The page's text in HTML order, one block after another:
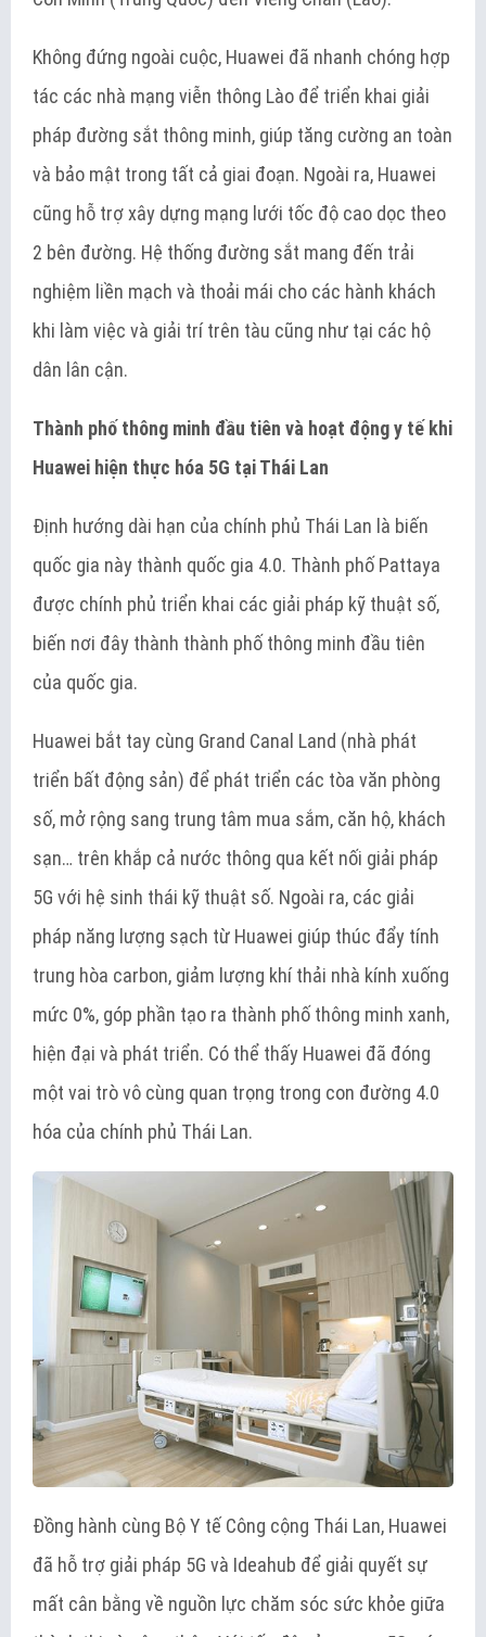
Không đứng ngoài cuộc, Huawei đã nhanh chóng hợp
tác các nhà mạng viễn thông Lào để triển khai giải
pháp đường sắt thông minh, giúp tăng cường an toàn
và bảo mật trong tất cả giai đoạn. Ngoài ra, Huawei
cũng hỗ trợ xây dựng mạng lưới tốc độ cao dọc theo
2 bên đường. Hệ thống đường sắt mang đến trải
nghiệm liền mạch và thoải mái cho các hành khách
khi làm việc và giải trí trên tàu cũng như tại các hộ
dân lân cận.
Thành phố thông minh đầu tiên và hoạt động y tế khi
Huawei hiện thực hóa 5G tại Thái Lan
Định hướng dài hạn của chính phủ Thái Lan là biến
quốc gia này thành quốc gia 4.0. Thành phố Pattaya
được chính phủ triển khai các giải pháp kỹ thuật số,
biến nơi đây thành thành phố thông minh đầu tiên
của quốc gia.
Huawei bắt tay cùng Grand Canal Land (nhà phát
triển bất động sản) để phát triển các tòa văn phòng
số, mở rộng sang trung tâm mua sắm, căn hộ, khách
sạn… trên khắp cả nước thông qua kết nối giải pháp
5G với hệ sinh thái kỹ thuật số. Ngoài ra, các giải
pháp năng lượng sạch từ Huawei giúp thúc đẩy tính
trung hòa carbon, giảm lượng khí thải nhà kính xuống
mức 0%, góp phần tạo ra thành phố thông minh xanh,
hiện đại và phát triển. Có thể thấy Huawei đã đóng
một vai trò vô cùng quan trọng trong con đường 4.0
hóa của chính phủ Thái Lan.
Đồng hành cùng Bộ Y tế Công cộng Thái Lan, Huawei
đã hỗ trợ giải pháp 5G và Ideahub để giải quyết sự
mất cân bằng về nguồn lực chăm sóc sức khỏe giữa